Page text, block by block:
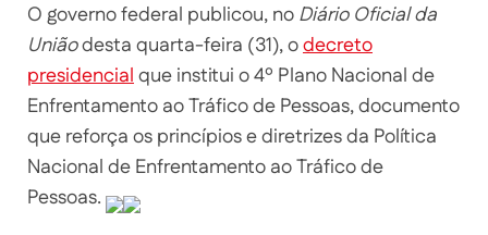
O governo federal publicou, noDiário Oficial da
Uniãodesta quarta-feira (31), odecreto
presidencialque institui o 4º Plano Nacional de
Enfrentamento ao Tráfico de Pessoas, documento
que reforça os princípios e diretrizes da Política
Nacional de Enfrentamento ao Tráfico de
Pessoas.